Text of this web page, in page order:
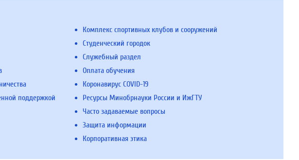
поддержкой
Комплекс спортивных клубов и сооружений
Студенческий городок
Служебный раздел
Оплата обучения
Коронавирус COVID-19
Ресурсы Минобрнауки России и ИжГТУ
Часто задаваемые вопросы
Защита информации
Корпоративная этика